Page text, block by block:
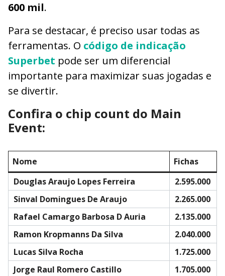
600 mil.
Para se destacar, é preciso usar todas as
ferramentas. O código de indicação
Superbet pode ser um diferencial
importante para maximizar suas jogadas e
se divertir.
Confira o chip count do Main
Event:
Nome
Fichas
Douglas Araujo Lopes Ferreira
2.595.000
Sinval Domingues De Araujo
2.265.000
Rafael Camargo Barbosa D Auria
2.135.000
Ramon Kropmanns Da Silva
2.040.000
Lucas Silva Rocha
1.725.000
Jorge Raul Romero Castillo
1.705.000